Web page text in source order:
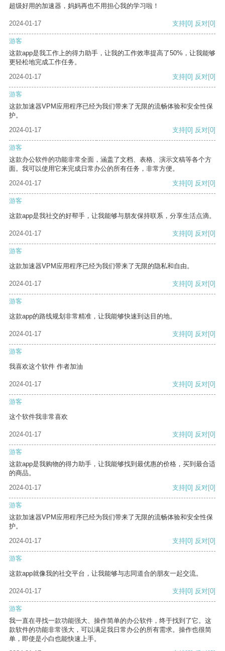
超级好用的加速器，妈妈再也不用担心我的学习啦！
2024-01-17 支持[0] 反对[0]
游客
这款app是我工作上的得力助手，让我的工作效率提高了50%，让我能够
更轻松地完成工作任务。
2024-01-17
支持[0] 反对[0]
游客
这款加速器VPM应用程序已经为我们带来了无限的流畅体验和安全性保
护。
2024-01-17
支持[0] 反对[0]
游客
这款办公软件的功能非常全面，涵盖了文档、表格、演示文稿等各个方
面。我可以使用它来完成日常办公的所有任务，非常方便。
2024-01-17
支持[0] 反对[0]
游客
这款app是我社交的好帮手，让我能够与朋友保持联系，分享生活点滴。
2024-01-17 支持[0] 反对[0]
游客
这款加速器VPM应用程序已经为我们带来了无限的隐私和自由。
2024-01-17 支持[0] 反对[0]
游客
这款app的路线规划非常精准，让我能够快速到达目的地。
2024-01-17 支持[0] 反对[0]
游客
我喜欢这个软件 作者加油
2024-01-17 支持[0] 反对[0]
游客
这个软件我非常喜欢
2024-01-17 支持[0] 反对[0]
游客
这款app是我购物的得力助手，让我能够找到最优惠的价格，买到最合适
的商品。
2024-01-17
支持[0] 反对[0]
游客
这款加速器VPM应用程序已经为我们带来了无限的流畅体验和安全性保
护。
2024-01-17
支持[0] 反对[0]
游客
这款app就像我的社交平台，让我能够与志同道合的朋友一起交流。
2024-01-17 支持[0] 反对[0]
游客
我一直在寻找一款功能强大、操作简单的办公软件，终于找到了它。这
款软件的功能非常强大，可以满足我日常办公的所有需求。操作也很简
单，即使是小白也能快速上手。